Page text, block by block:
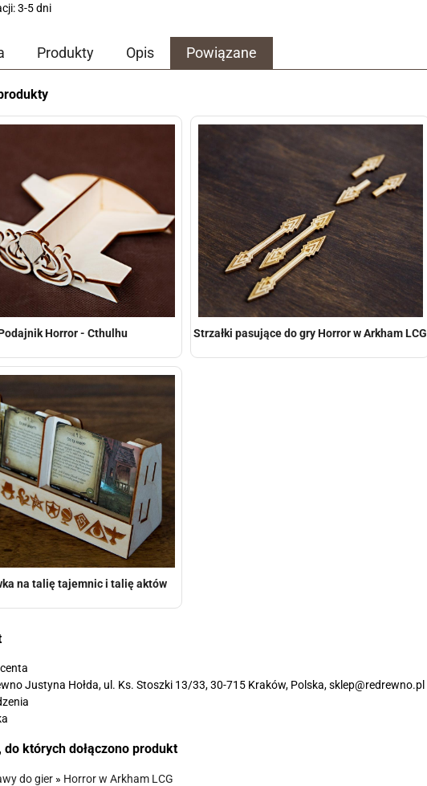
3-5 dni
Produkty Opis Powiązane
Horror - Cthulhu Strzałki pasujące do gry Horror w Arkham LCG
na talię tajemnic i talię aktów
Justyna Hołda, ul. Ks. Stoszki 13/33, 30-715 Kraków, Polska, sklep@redrewno.pl
do których dołączono produkt
do gier » Horror w Arkham LCG